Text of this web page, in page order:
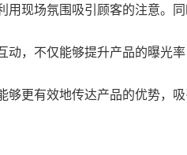
现场氛围吸引顾客的注意。
，不仅能够提升产品的曝光
更有效地传达产品的优势，吸